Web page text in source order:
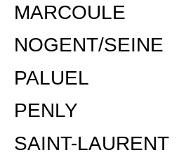
MARCOULE
NOGENT/SEINE
PALUEL
PENLY
SAINT-LAURENT